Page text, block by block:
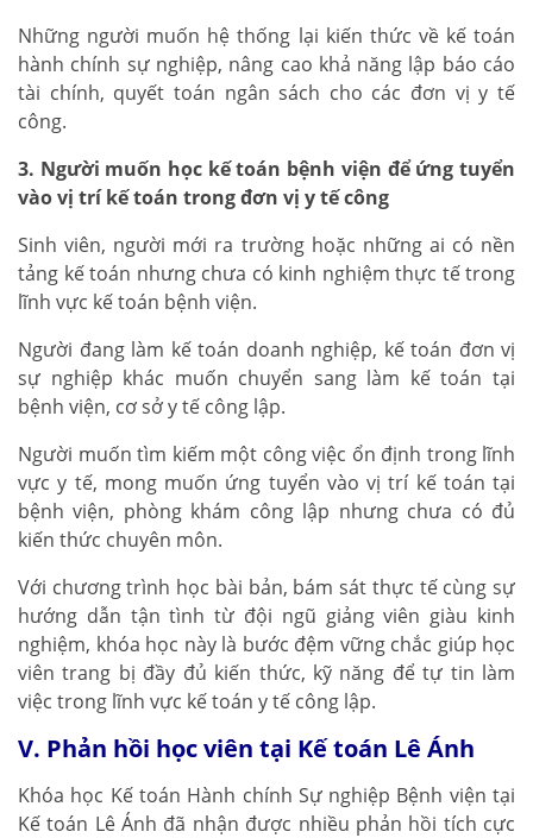
Những người muốn hệ thống lại kiến thức về kế toán
hành chính sự nghiệp, nâng cao khả năng lập báo cáo
tài chính, quyết toán ngân sách cho các đơn vị y tế
công.
3. Người muốn học kế toán bệnh viện để ứng tuyển
vào vị trí kế toán trong đơn vị y tế công
Sinh viên, người mới ra trường hoặc những ai có nền
tảng kế toán nhưng chưa có kinh nghiệm thực tế trong
lĩnh vực kế toán bệnh viện.
Người đang làm kế toán doanh nghiệp, kế toán đơn vị
sự nghiệp khác muốn chuyển sang làm kế toán tại
bệnh viện, cơ sở y tế công lập.
Người muốn tìm kiếm một công việc ổn định trong lĩnh
vực y tế, mong muốn ứng tuyển vào vị trí kế toán tại
bệnh viện, phòng khám công lập nhưng chưa có đủ
kiến thức chuyên môn.
Với chương trình học bài bản, bám sát thực tế cùng sự
hướng dẫn tận tình từ đội ngũ giảng viên giàu kinh
nghiệm, khóa học này là bước đệm vững chắc giúp học
viên trang bị đầy đủ kiến thức, kỹ năng để tự tin làm
việc trong lĩnh vực kế toán y tế công lập.
V. Phản hồi học viên tại Kế toán Lê Ánh
Khóa học Kế toán Hành chính Sự nghiệp Bệnh viện tại
Kế toán Lê Ánh đã nhận được nhiều phản hồi tích cực